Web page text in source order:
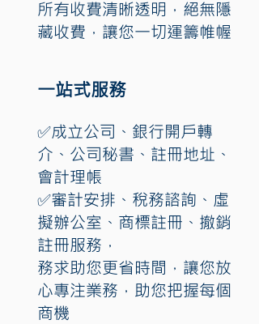
所有收費清晰透明，絕無隱
藏收費，讓您一切運籌帷幄
一站式服務
✅成立公司、銀行開戶轉
介、公司秘書、註冊地址、
會計理帳
✅審計安排、稅務諮詢、虛
擬辦公室、商標註冊、撤銷
註冊服務，
務求助您更省時間，讓您放
心專注業務，助您把握每個
商機